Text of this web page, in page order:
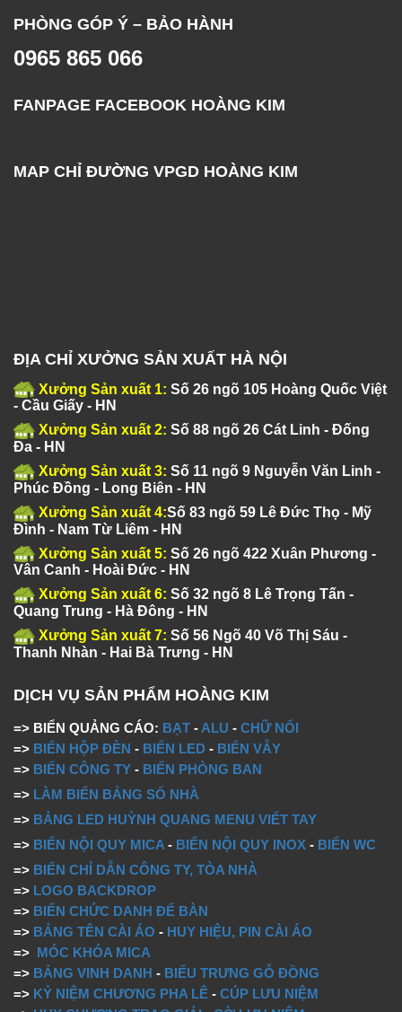
PHÒNG GÓP Ý – BẢO HÀNH
0965 865 066
FANPAGE FACEBOOK HOÀNG KIM
MAP CHỈ ĐƯỜNG VPGD HOÀNG KIM
ĐỊA CHỈ XƯỞNG SẢN XUẤT HÀ NỘI
Xưởng Sản xuất 1: Số 26 ngõ 105 Hoàng Quốc Việt
- Cầu Giấy - HN
Xưởng Sản xuất 2: Số 88 ngõ 26 Cát Linh - Đống
Đa - HN
Xưởng Sản xuất 3: Số 11 ngõ 9 Nguyễn Văn Linh -
Phúc Đồng - Long Biên - HN
Xưởng Sản xuất 4:Số 83 ngõ 59 Lê Đức Thọ - Mỹ
Đình - Nam Từ Liêm - HN
Xưởng Sản xuất 5: Số 26 ngõ 422 Xuân Phương -
Vân Canh - Hoài Đức - HN
Xưởng Sản xuất 6: Số 32 ngõ 8 Lê Trọng Tấn -
Quang Trung - Hà Đông - HN
Xưởng Sản xuất 7: Số 56 Ngõ 40 Võ Thị Sáu -
Thanh Nhàn - Hai Bà Trưng - HN
DỊCH VỤ SẢN PHẨM HOÀNG KIM
=> BIỂN QUẢNG CÁO: BẠT - ALU - CHỮ NỔI
=> BIỂN HỘP ĐÈN - BIỂN LED - BIỂN VẪY
=> BIỂN CÔNG TY - BIỂN PHÒNG BAN
=> LÀM BIỂN BẢNG SỐ NHÀ
=> BẢNG LED HUỲNH QUANG MENU VIẾT TAY
=> BIỂN NỘI QUY MICA - BIỂN NỘI QUY INOX - BIỂN WC
=> BIỂN CHỈ DẪN CÔNG TY, TÒA NHÀ
=> LOGO BACKDROP
=> BIỂN CHỨC DANH ĐỂ BÀN
=> BẢNG TÊN CÀI ÁO - HUY HIỆU, PIN CÀI ÁO
=> MÓC KHÓA MICA
=> BẢNG VINH DANH - BIỂU TRƯNG GỖ ĐỒNG
=> KỶ NIỆM CHƯƠNG PHA LÊ - CÚP LƯU NIỆM